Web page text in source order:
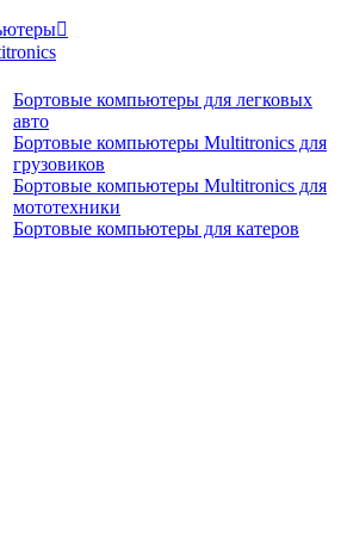

Бортовые компьютеры для легковых
авто
Бортовые компьютеры Multitronics для
грузовиков
Бортовые компьютеры Multitronics для
мототехники
Бортовые компьютеры для катеров